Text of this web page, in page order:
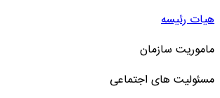
هیات رئیسه
ماموریت سازمان
مسئولیت های اجتماعی